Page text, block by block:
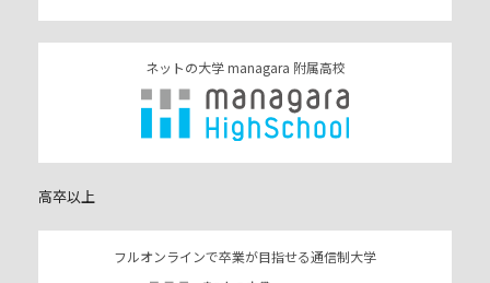
ネットの大学 managara 附属高校
高卒以上
フルオンラインで卒業が目指せる通信制大学